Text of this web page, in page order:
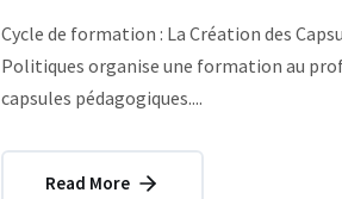
Cycle de formation : La Création des
Politiques organise une formation au
capsules pédagogiques....
Read More